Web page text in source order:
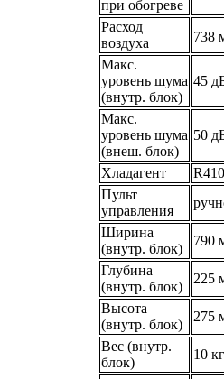
при обогреве
Расход
воздуха
738
Макс.
уровень шума
(внутр. блок)
45
Макс.
уровень шума
(внеш. блок)
50
Хладагент
Пульт
управления
Ширина
(внутр. блок)
790
Глубина
(внутр. блок)
225
Высота
(внутр. блок)
275
Вес (внутр.
блок)
10 кг